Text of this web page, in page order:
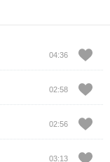
04:36
02:58
02:56
03:13